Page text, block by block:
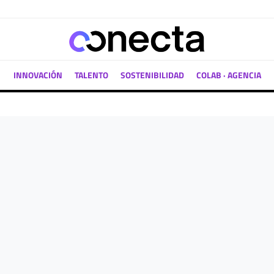
INNOVACIÓN TALENTO SOSTENIBILIDAD COLAB · AGENCIA